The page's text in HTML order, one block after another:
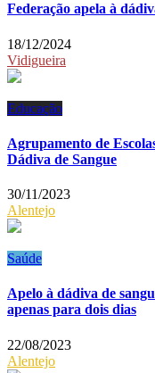
Federação apela à
18/12/2024
Vidigueira
Educação
Agrupamento de
Dádiva de Sangue
30/11/2023
Alentejo
Saúde
Apelo à dádiva de
apenas para dois dias
22/08/2023
Alentejo